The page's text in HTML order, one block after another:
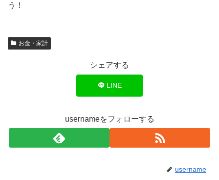
う！
お金・家計
シェアする
LINE
usernameをフォローする
username